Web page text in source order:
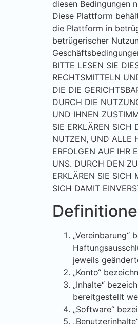
diesen Bedingungen
Diese Plattform
die Plattform in
betrügerischer
BITTE LESEN SIE
RECHTSMITTELN
DIE DIE
DURCH DIE
UND IHNEN
SIE ERKLÄREN SICH
NUTZEN, UND ALLE
ERFOLGEN AUF IHR
UNS. DURCH DEN
ERKLÄREN SIE SICH
SICH DAMIT
„Vereinbarung“
jeweils
„Konto“
„Inhalte“
bereitgestellt
„Software“